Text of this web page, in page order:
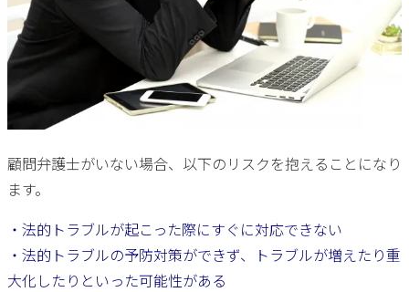
顧問弁護士がいない場合、以下のリスクを抱えることになり
ます。
・法的トラブルが起こった際にすぐに対応できない
・法的トラブルの予防対策ができず、トラブルが増えたり重
大化したりといった可能性がある